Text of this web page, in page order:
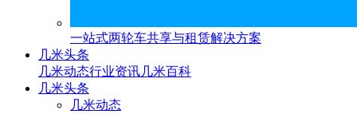
一站式两轮车共享与租赁解决方案
几米头条
几米动态行业资讯几米百科
几米头条
几米动态